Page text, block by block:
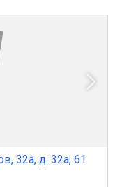
32а, д. 32а, 61